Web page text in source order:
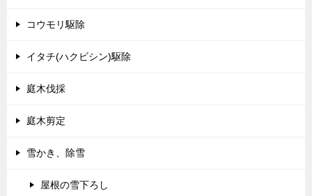
コウモリ駆除
イタチ(ハクビシン)駆除
庭木伐採
庭木剪定
雪かき、除雪
屋根の雪下ろし